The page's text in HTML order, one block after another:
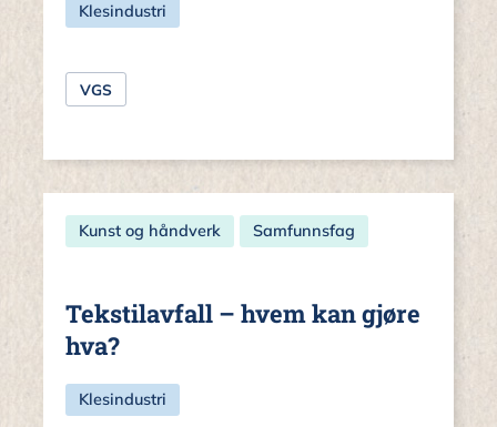
Klesindustri
VGS
Kunst og håndverk Samfunnsfag
Tekstilavfall – hvem kan gjøre
hva?
Klesindustri